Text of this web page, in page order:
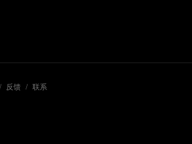
/ 反馈 / 联系